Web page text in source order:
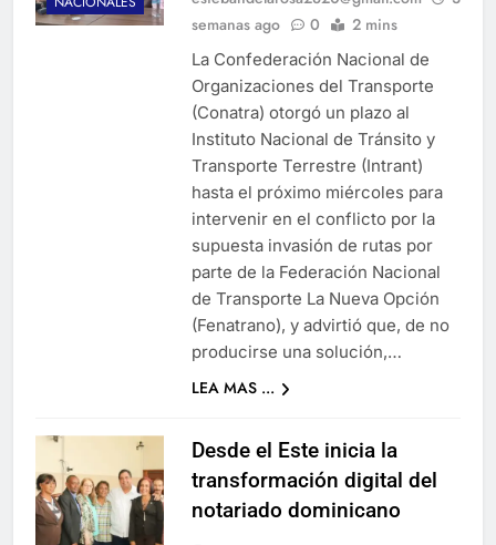
semanas ago
0 2 mins
La Confederación Nacional de
Organizaciones del Transporte
(Conatra) otorgó un plazo al
Instituto Nacional de Tránsito y
Transporte Terrestre (Intrant)
hasta el próximo miércoles para
intervenir en el conflicto por la
supuesta invasión de rutas por
parte de la Federación Nacional
de Transporte La Nueva Opción
(Fenatrano), y advirtió que, de no
producirse una solución,…
LEA MAS ...
Desde el Este inicia la
transformación digital del
notariado dominicano